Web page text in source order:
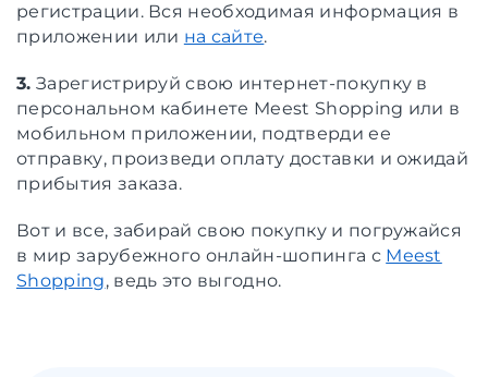
регистрации. Вся необходимая информация в
приложении или на сайте.
3. Зарегистрируй свою интернет-покупку в
персональном кабинете Meest Shopping или в
мобильном приложении, подтверди ее
отправку, произведи оплату доставки и ожидай
прибытия заказа.
Вот и все, забирай свою покупку и погружайся
в мир зарубежного онлайн-шопинга с Meest
Shopping, ведь это выгодно.